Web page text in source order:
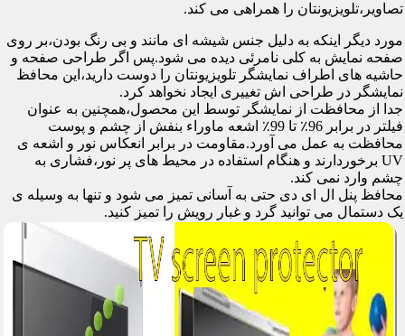
تصاویر،تلویزیونتان را همراهی می کند.
مورد دیگر اینکه به دلیل جنس شیشه ای مانند و بی رنگ بودن،بر روی
صفحه نمایش به کلی نامرئی دیده می شود.پس اگر طراحی صفحه و
حاشیه های اطراف نمایشگر تلویزیونتان را دوست دارید،این محافظ
نمایشگر در طراحی اش تغییری ایجاد نخواهد کرد.
جدا از محافظت از نمایشگر توسط این محصول،همچنین به عنوان
فیلتر در برابر 96٪ تا 99٪ اشعه ماوراء بنفش از چشم و پوست
محافظت به عمل می آورد.مقاومت در برابر انعکاس نور و اشعه ی
UV برخوردارند و هنگام استفاده در محیط های پر نور،فشاری به
چشم وارد نمی کند.
محافظ پنل ال ای دی حتی به آسانی تمیز می شود و تنها به وسیله ی
یک دستمال می توانید گرد و غبار رویش را تمیز کنید.